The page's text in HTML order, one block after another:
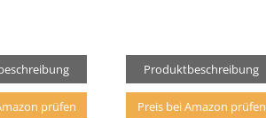
prüfen
Produktbeschreibung
Preis bei Amazon prüfen